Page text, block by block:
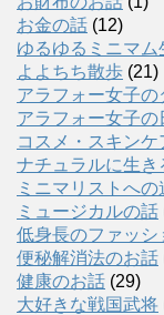
お金の話 (12)
ゆるゆるミニマム
よよちち散歩 (21)
アラフォー女子の
アラフォー女子の
コスメ・スキン
ナチュラルに生き
ミニマリストへの
ミュージカルの話
低身長のファッシ
便秘解消法のお話
健康のお話 (29)
大好きな戦国武将